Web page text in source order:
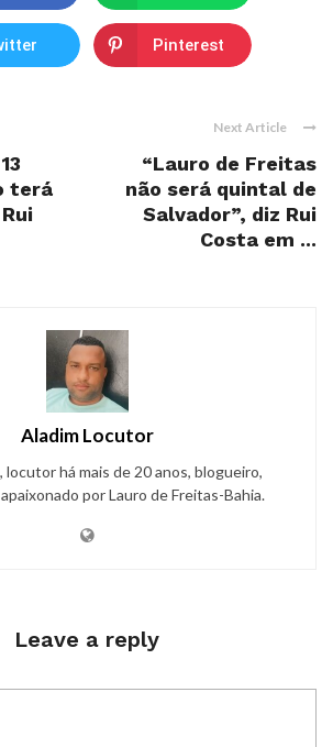
Pinterest
terá
Next Article
“Lauro de Freitas
não será quintal de
Salvador”, diz Rui
Costa em ...
Aladim Locutor
locutor há mais de 20 anos, blogueiro,
por Lauro de Freitas-Bahia.
Leave a reply